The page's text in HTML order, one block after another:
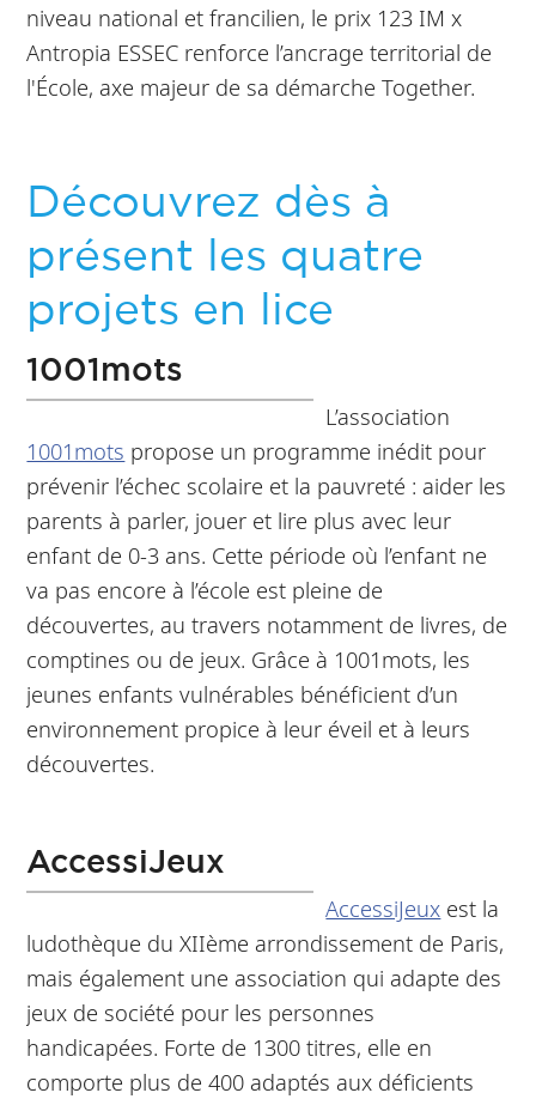
niveau national et francilien, le prix 123 IM x
Antropia ESSEC renforce l’ancrage territorial de
l'École, axe majeur de sa démarche Together.
Découvrez dès à
présent les quatre
projets en lice
1001mots
L’association
1001mots propose un programme inédit pour
prévenir l’échec scolaire et la pauvreté : aider les
parents à parler, jouer et lire plus avec leur
enfant de 0-3 ans. Cette période où l’enfant ne
va pas encore à l’école est pleine de
découvertes, au travers notamment de livres, de
comptines ou de jeux. Grâce à 1001mots, les
jeunes enfants vulnérables bénéficient d’un
environnement propice à leur éveil et à leurs
découvertes.
AccessiJeux
AccessiJeux est la
ludothèque du XIIème arrondissement de Paris,
mais également une association qui adapte des
jeux de société pour les personnes
handicapées. Forte de 1300 titres, elle en
comporte plus de 400 adaptés aux déficients